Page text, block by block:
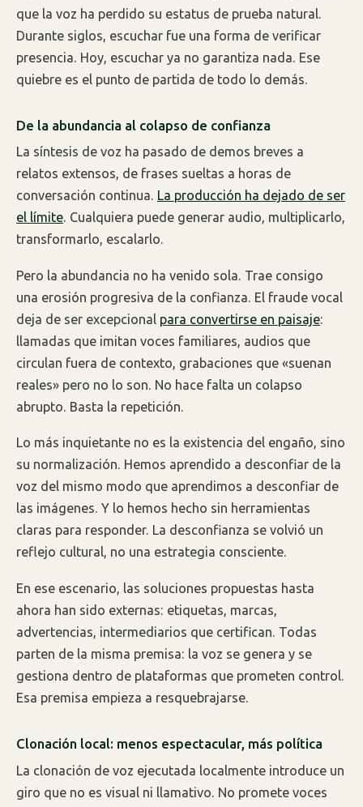
que la voz ha perdido su estatus de prueba natural.
Durante siglos, escuchar fue una forma de verificar
presencia. Hoy, escuchar ya no garantiza nada. Ese
quiebre es el punto de partida de todo lo demás.
De la abundancia al colapso de confianza
La síntesis de voz ha pasado de demos breves a
relatos extensos, de frases sueltas a horas de
conversación continua. La producción ha dejado de ser
el límite. Cualquiera puede generar audio, multiplicarlo,
transformarlo, escalarlo.
Pero la abundancia no ha venido sola. Trae consigo
una erosión progresiva de la confianza. El fraude vocal
deja de ser excepcional para convertirse en paisaje:
llamadas que imitan voces familiares, audios que
circulan fuera de contexto, grabaciones que «suenan
reales» pero no lo son. No hace falta un colapso
abrupto. Basta la repetición.
Lo más inquietante no es la existencia del engaño, sino
su normalización. Hemos aprendido a desconfiar de la
voz del mismo modo que aprendimos a desconfiar de
las imágenes. Y lo hemos hecho sin herramientas
claras para responder. La desconfianza se volvió un
reflejo cultural, no una estrategia consciente.
En ese escenario, las soluciones propuestas hasta
ahora han sido externas: etiquetas, marcas,
advertencias, intermediarios que certifican. Todas
parten de la misma premisa: la voz se genera y se
gestiona dentro de plataformas que prometen control.
Esa premisa empieza a resquebrajarse.
Clonación local: menos espectacular, más política
La clonación de voz ejecutada localmente introduce un
giro que no es visual ni llamativo. No promete voces